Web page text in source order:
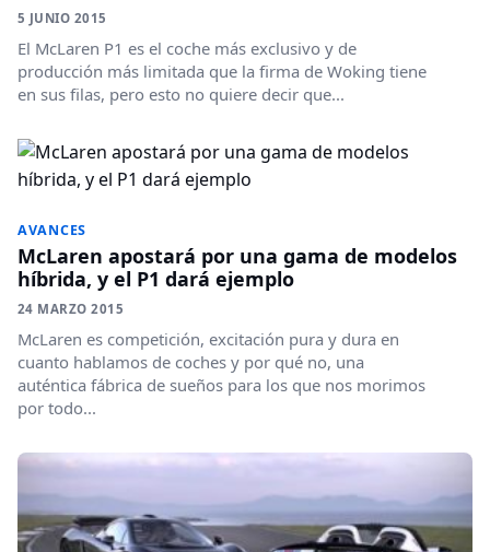
5 JUNIO 2015
El McLaren P1 es el coche más exclusivo y de
producción más limitada que la firma de Woking tiene
en sus filas, pero esto no quiere decir que...
AVANCES
McLaren apostará por una gama de modelos
híbrida, y el P1 dará ejemplo
24 MARZO 2015
McLaren es competición, excitación pura y dura en
cuanto hablamos de coches y por qué no, una
auténtica fábrica de sueños para los que nos morimos
por todo...